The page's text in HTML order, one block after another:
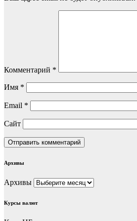
Комментарий *
Имя *
Email *
Сайт
Архивы
Архивы
Курсы валют